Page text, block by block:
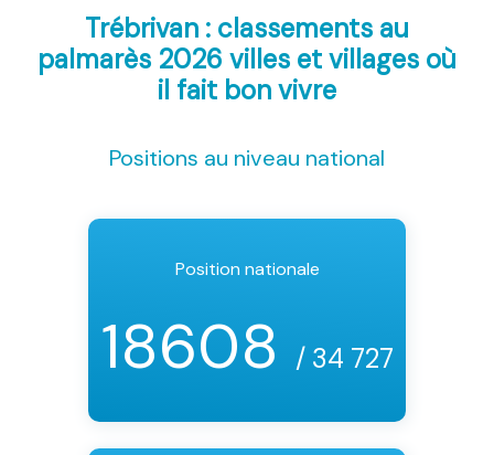
Trébrivan : classements au
palmarès 2026 villes et villages où
il fait bon vivre
Positions au niveau national
Position nationale
18608 / 34 727